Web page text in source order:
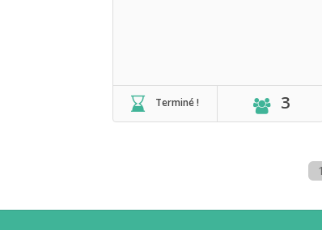
Terminé ! 3
1